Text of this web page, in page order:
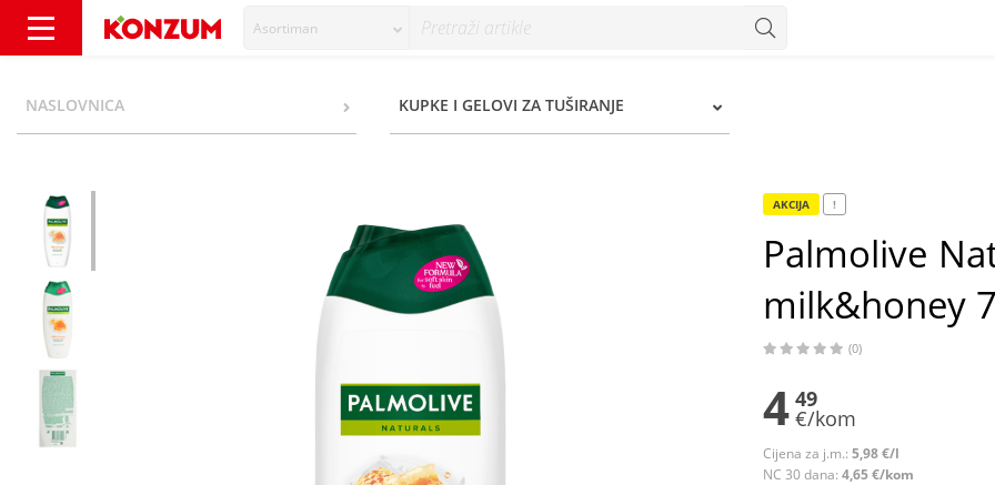
Asortiman
NASLOVNICA KUPKE I GELOVI ZA TUŠIRANJE
AKCIJA !
Palmolive
milk&honey
(0)
4 49
€/kom
Cijena za j.m.: 5,98 €/l
NC 30 dana: 4,65 €/kom